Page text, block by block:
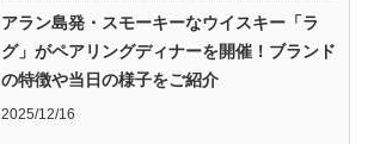
アラン島発・スモーキーなウイスキー「ラ
グ」がペアリングディナーを開催！ブランド
の特徴や当日の様子をご紹介
2025/12/16